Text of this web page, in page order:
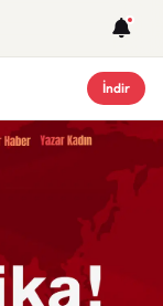
İndir